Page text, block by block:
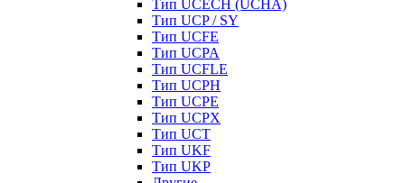
Тип UCECH (UCHA)
Тип UCP / SY
Тип UCFE
Тип UCPA
Тип UCFLE
Тип UCPH
Тип UCPE
Тип UCPX
Тип UCT
Тип UKF
Тип UKP